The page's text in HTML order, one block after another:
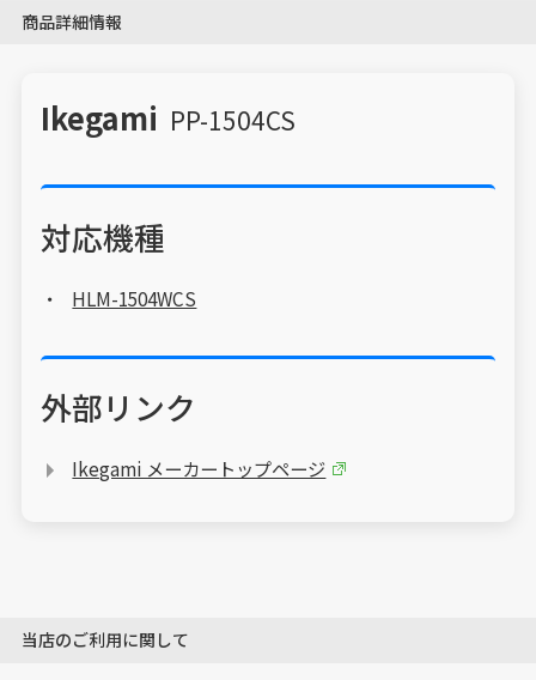
商品詳細情報
Ikegami PP-1504CS
対応機種
HLM-1504WCS
外部リンク
Ikegami メーカートップページ
当店のご利用に関して